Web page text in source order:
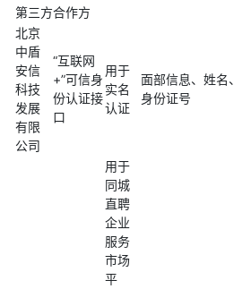
第三方合作方
北京
中盾
安信
科技
发展
有限
公司
“互联网
+”可信身
份认证接
口
⽤于
实名
认证
面部信息、姓名、
身份证号
用于
同城
直聘
企业
服务
市场
平